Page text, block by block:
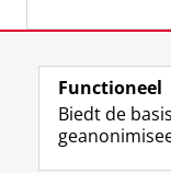
Laatst gewijzigd:
Functioneel
Biedt de